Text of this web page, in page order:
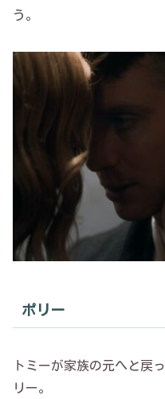
う。
ポリー
トミーが家族の元へと戻
リー。